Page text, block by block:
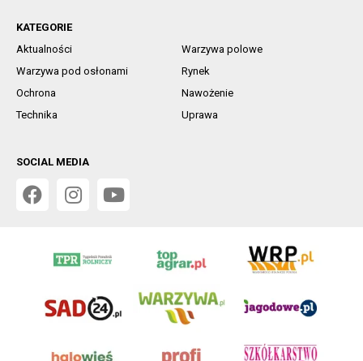
KATEGORIE
Aktualności
Warzywa polowe
Warzywa pod osłonami
Rynek
Ochrona
Nawożenie
Technika
Uprawa
SOCIAL MEDIA